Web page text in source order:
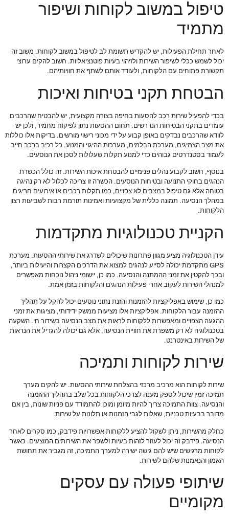
טיפול במשוב לקוחות ושיפור
מתמיד
לאחר תחילת הפעילות, יש להקדיש תשומת לב לטיפול במשוב לקוחות. משוב זה
יכול לשמש ככלי לשיפור השירות ולזיהוי בעיות פוטנציאליות. חשוב להקים ערוצי
תקשורת פתוחים עם הלקוחות, ולעודד אותם לשתף את חוויותיהם.
הבטחת תקני בטיחות ואיכות
בכדי להפעיל שירות רכב להסעות בחיפה בצורה מקצועית, יש להבטיח שהרכבים
עומדים בתקני הבטיחות הנדרשים. תחום ההסעות נתון לפיקוח מחמיר, ולכן יש
לוודא שהרכבים נבדקים באופן קבוע על ידי מכוני רישוי מורשים. בדיקות אלו כוללות
את מצב הצמיגים, מערכת הבלמים, מערכות ההיגוי והמנוע. כל רכיב ברכב חייב
לעמוד בסטנדרטים גבוהים כדי למנוע תקלות שעלולות לסכן את הנוסעים.
בנוסף, חשוב לקבוע נהלים פנימיים להבטחת איכות השירות. זה כולל הכשרת
הנהגים בחוקי התנועה ובטיחות הנוסעים. הכשרה זו צריכה לכלול לא רק נהיגה
בטוחה אלא גם טיפול במצבים לא צפויים, כמו תקלות רכבים או אירועים חריגים
במהלך הנסיעה. תמונה כללית של מקצועיות ואמינות תורמת רבות לשביעות רצון
הלקוחות.
הקניית טכנולוגיות מתקדמות
עידן הטכנולוגיה מציע מגוון פתרונות שיכולים לשדרג את שירותי ההסעות. מערכת
GPS מתקדמת יכולה לסייע לנהגים למצוא את הדרכים הקצרות והיעילות ביותר,
ובכך להקטין את זמני ההמתנה והנסיעה. כמו כן, יישומי ניהול נוכחות מאפשרים
למנהלי השירות לעקוב אחרי פעילות הנהגים והלקוחות בזמן אמת.
כמו כן, שימוש באפליקציות להזמנות והזנת נתוני נוסעים יכול להקל על תהליך
ההזמנה עבור הלקוחות. אפליקציות אלו מציעות ממשק ידידותי, מציגות את זמני
ההגעה הצפויים ומאפשרות ללקוחות לראות את מצב הנסיעה בשידור חי. השקעה
בטכנולוגיה לא רק משפרת את חוויית הנסיעה, אלא גם יכולה להגדיל את הנראות
של השירות באינטרנט.
שירות לקוחות ותמיכה
שירות לקוחות הוא מרכיב מרכזי בהצלחת שירותי ההסעות. יש להקים מערך
תמיכה זמין שיכול לספק מענה לצרכי הלקוחות בכל שלב בתהליך ההזמנה
והנסיעה. צוות התמיכה צריך להיות מיומן ומוכן להתמודד עם פניות שונות, בין אם
מדובר בבעיות טכניות, שאלות לגבי הזמנות או תלונות על שירות.
כחלק מהשירות, ניתן לשקול להציע ללקוחות אפשרויות פידבק, כמו סקרים לאחר
הנסיעה. פידבק זה יכול לעזור לזהות בעיות ולשפר את השירותים המוצעים. כאשר
לקוחות מרגישים שיש להם גישה ישירה למערך התמיכה, זה מגביר את תחושת
האמון והנאמנות שלהם לשירות.
שיתופי פעולה עם עסקים
מקומיים